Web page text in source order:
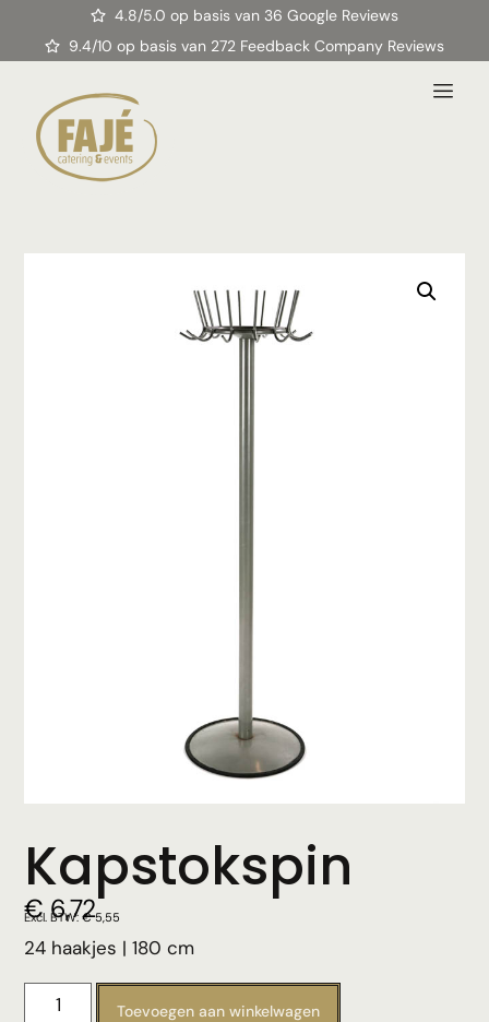
4.8/5.0 op basis van 36 Google Reviews
9.4/10 op basis van 272 Feedback Company Reviews
Kapstokspin
€6,72
Excl. BTW:€5,55
24 haakjes | 180 cm
Toevoegen aan winkelwagen